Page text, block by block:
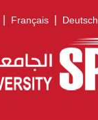
| Français | Deutsch